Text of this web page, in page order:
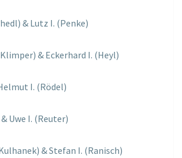
& Lutz I. (Penke)
& Eckerhard I. (Heyl)
I. (Rödel)
Uwe I. (Reuter)
& Stefan I. (Ranisch)